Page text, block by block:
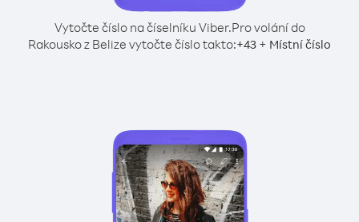
Vytočte číslo na číselníku Viber.Pro volání do
Rakousko z Belize vytočte číslo takto:+43 + Místní číslo